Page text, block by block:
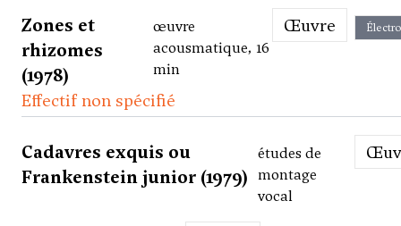
Zones et
rhizomes
(1978)
œuvre
acousmatique, 16
min
Œuvre
Effectif non spécifié
Cadavres exquis ou
Frankenstein junior (1979)
études de
montage
vocal